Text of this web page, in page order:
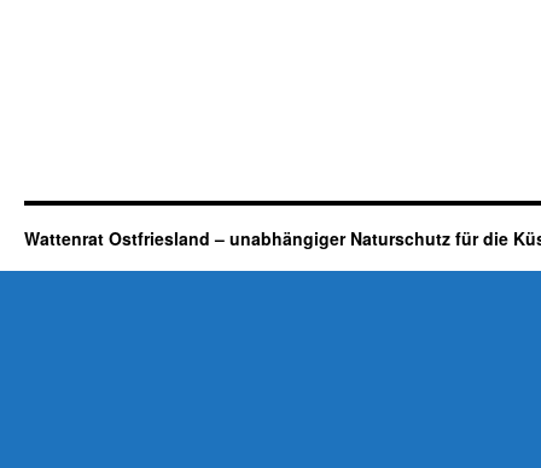
Wattenrat Ostfriesland – unabhängiger Naturschutz für die